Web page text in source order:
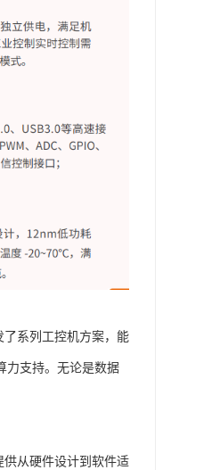
系列工控机方案，能
力支持。无论是数据
从硬件设计到软件适